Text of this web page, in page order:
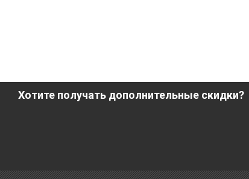
Хотите получать дополнительные скидки?